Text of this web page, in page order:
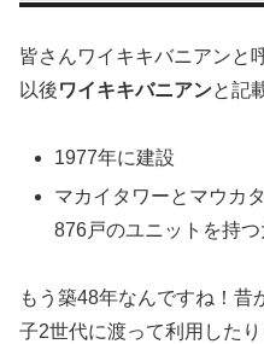
皆さんワイキキバニアンと
以後ワイキキバニアンと記
1977年に建設
マカイタワーとマウカ
876戸のユニットを持
もう築48年なんですね！昔
子2世代に渡って利用した